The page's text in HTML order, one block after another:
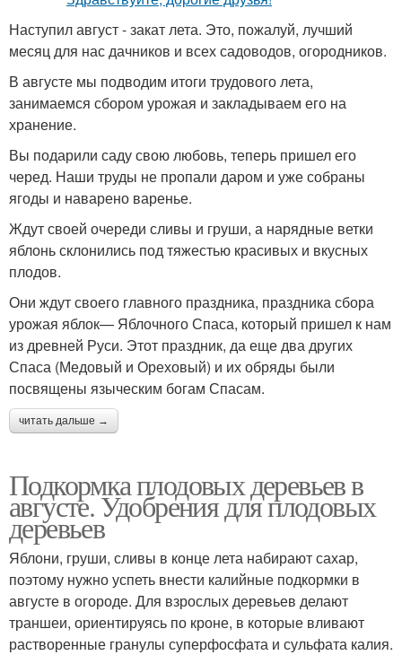
Наступил август - закат лета. Это, пожалуй, лучший
месяц для нас дачников и всех садоводов, огородников.
В августе мы подводим итоги трудового лета,
занимаемся сбором урожая и закладываем его на
хранение.
Вы подарили саду свою любовь, теперь пришел его
черед. Наши труды не пропали даром и уже собраны
ягоды и наварено варенье.
Ждут своей очереди сливы и груши, а нарядные ветки
яблонь склонились под тяжестью красивых и вкусных
плодов.
Они ждут своего главного праздника, праздника сбора
урожая яблок— Яблочного Спаса, который пришел к нам
из древней Руси. Этот праздник, да еще два других
Спаса (Медовый и Ореховый) и их обряды были
посвящены языческим богам Спасам.
читать дальше →
Подкормка плодовых деревьев в
августе. Удобрения для плодовых
деревьев
Яблони, груши, сливы в конце лета набирают сахар,
поэтому нужно успеть внести калийные подкормки в
августе в огороде. Для взрослых деревьев делают
траншеи, ориентируясь по кроне, в которые вливают
растворенные гранулы суперфосфата и сульфата калия.